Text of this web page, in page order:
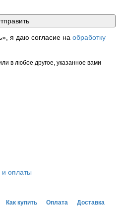
я даю согласие на обработку
в любое другое, указанное вами
и оплаты
Как купить Оплата Доставка